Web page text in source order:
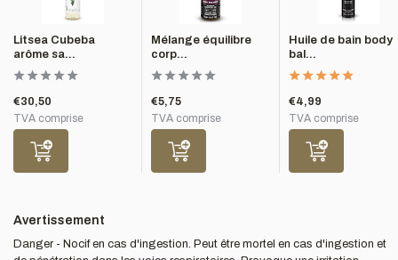
Litsea Cubeba
arôme sa...
€30,50
TVA comprise
Mélange équilibre
corp...
€5,75
TVA comprise
Huile de bain body
bal...
€4,99
TVA comprise
Avertissement
Danger - Nocif en cas d'ingestion. Peut être mortel en cas d'ingestion et